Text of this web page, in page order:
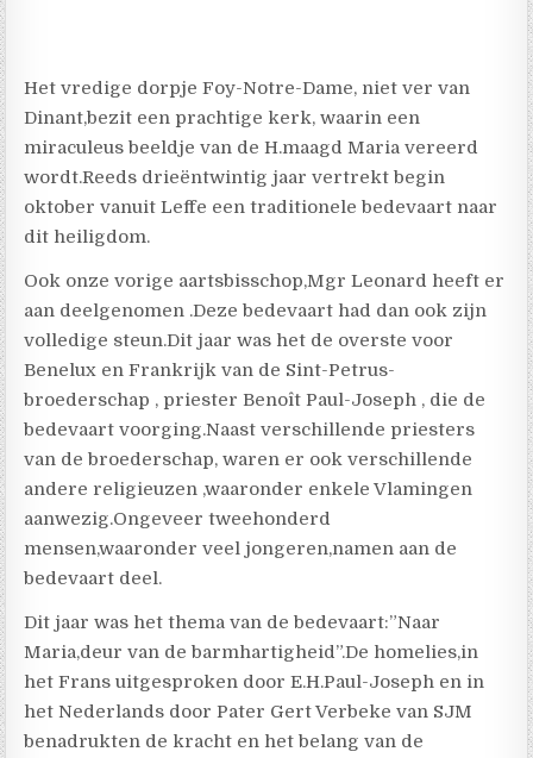
Het vredige dorpje Foy-Notre-Dame, niet ver van
Dinant,bezit een prachtige kerk, waarin een
miraculeus beeldje van de H.maagd Maria vereerd
wordt.Reeds drieëntwintig jaar vertrekt begin
oktober vanuit Leffe een traditionele bedevaart naar
dit heiligdom.
Ook onze vorige aartsbisschop,Mgr Leonard heeft er
aan deelgenomen .Deze bedevaart had dan ook zijn
volledige steun.Dit jaar was het de overste voor
Benelux en Frankrijk van de Sint-Petrus-
broederschap , priester Benoît Paul-Joseph , die de
bedevaart voorging.Naast verschillende priesters
van de broederschap, waren er ook verschillende
andere religieuzen ,waaronder enkele Vlamingen
aanwezig.Ongeveer tweehonderd
mensen,waaronder veel jongeren,namen aan de
bedevaart deel.
Dit jaar was het thema van de bedevaart:”Naar
Maria,deur van de barmhartigheid”.De homelies,in
het Frans uitgesproken door E.H.Paul-Joseph en in
het Nederlands door Pater Gert Verbeke van SJM
benadrukten de kracht en het belang van de